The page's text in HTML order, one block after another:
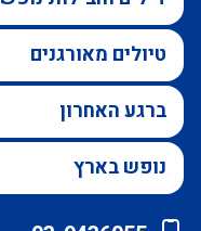
טיולים מאורגנים
ברגע האחרון
נופש בארץ